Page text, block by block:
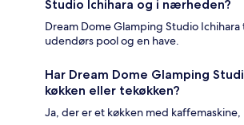
Studio Ichihara og i nærheden?
Dream Dome Glamping Studio
udendørs pool og en have.
Har Dream Dome Glamping
køkken eller tekøkken?
Ja, der er et køkken med